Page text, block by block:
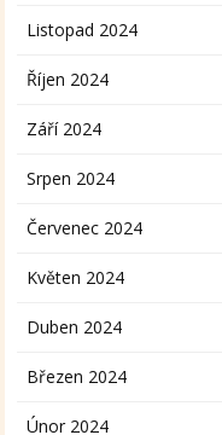
Listopad 2024
Říjen 2024
Září 2024
Srpen 2024
Červenec 2024
Květen 2024
Duben 2024
Březen 2024
Únor 2024